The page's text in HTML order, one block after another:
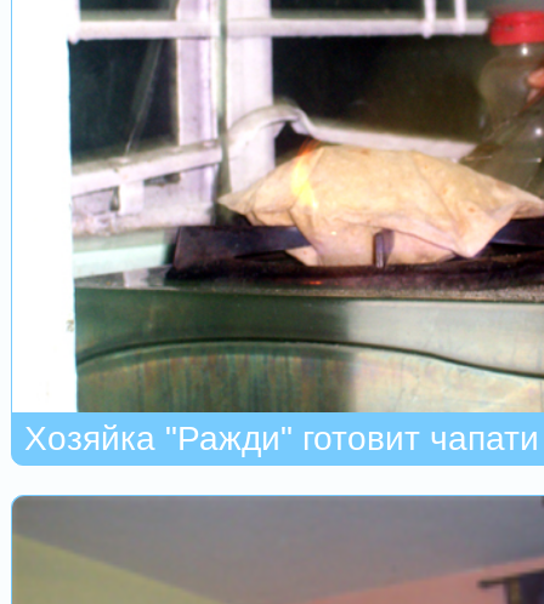
Хозяйка "Ражди" готовит чапати